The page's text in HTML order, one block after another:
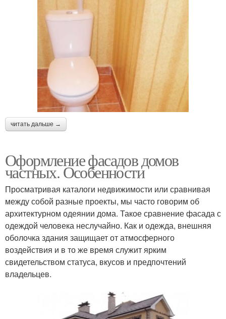
читать дальше →
Оформление фасадов домов
частных. Особенности
Просматривая каталоги недвижимости или сравнивая
между собой разные проекты, мы часто говорим об
архитектурном одеянии дома. Такое сравнение фасада с
одеждой человека неслучайно. Как и одежда, внешняя
оболочка здания защищает от атмосферного
воздействия и в то же время служит ярким
свидетельством статуса, вкусов и предпочтений
владельцев.